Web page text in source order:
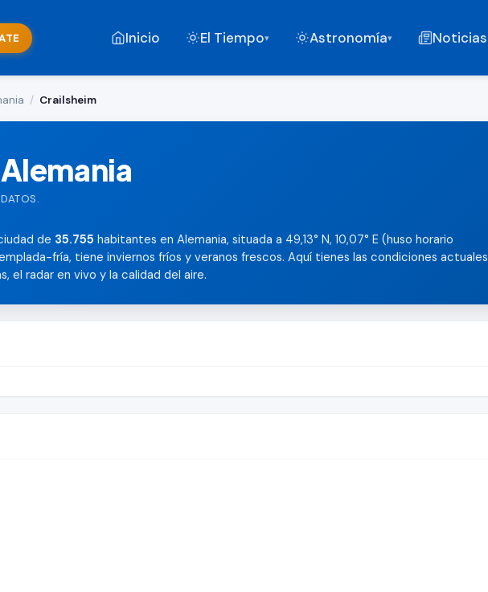
Inicio El Tiempo▾ Astronomía▾ Noticias
/ Crailsheim
de 35.755 habitantes en Alemania, situada a 49,13° N, 10,07° E (huso horario
fría, tiene inviernos fríos y veranos frescos. Aquí tienes las condiciones
el radar en vivo y la calidad del aire.